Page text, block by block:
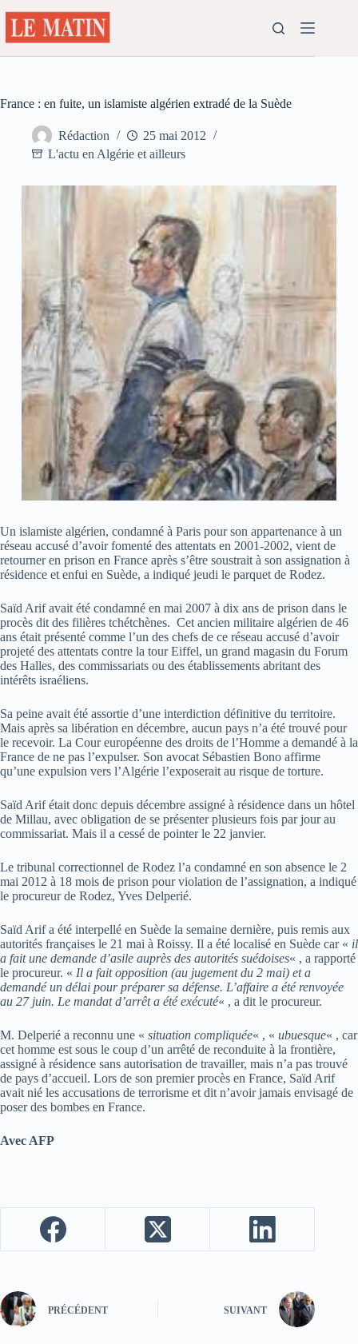
au
contenu
France : en fuite, un islamiste algérien extradé de la Suède
Rédaction
25 mai 2012
L'actu en Algérie et ailleurs
Un islamiste algérien, condamné à Paris pour son appartenance à un
réseau accusé d’avoir fomenté des attentats en 2001-2002, vient de
retourner en prison en France après s’être soustrait à son assignation à
résidence et enfui en Suède, a indiqué jeudi le parquet de Rodez.
Saïd Arif avait été condamné en mai 2007 à dix ans de prison dans le
procès dit des filières tchétchènes. Cet ancien militaire algérien de 46
ans était présenté comme l’un des chefs de ce réseau accusé d’avoir
projeté des attentats contre la tour Eiffel, un grand magasin du Forum
des Halles, des commissariats ou des établissements abritant des
intérêts israéliens.
Sa peine avait été assortie d’une interdiction définitive du territoire.
Mais après sa libération en décembre, aucun pays n’a été trouvé pour
le recevoir. La Cour européenne des droits de l’Homme a demandé à la
France de ne pas l’expulser. Son avocat Sébastien Bono affirme
qu’une expulsion vers l’Algérie l’exposerait au risque de torture.
Saïd Arif était donc depuis décembre assigné à résidence dans un hôtel
de Millau, avec obligation de se présenter plusieurs fois par jour au
commissariat. Mais il a cessé de pointer le 22 janvier.
Le tribunal correctionnel de Rodez l’a condamné en son absence le 2
mai 2012 à 18 mois de prison pour violation de l’assignation, a indiqué
le procureur de Rodez, Yves Delperié.
Saïd Arif a été interpellé en Suède la semaine dernière, puis remis aux
autorités françaises le 21 mai à Roissy. Il a été localisé en Suède car « il
a fait une demande d’asile auprès des autorités suédoises« , a rapporté
le procureur. « Il a fait opposition (au jugement du 2 mai) et a
demandé un délai pour préparer sa défense. L’affaire a été renvoyée
au 27 juin. Le mandat d’arrêt a été exécuté« , a dit le procureur.
M. Delperié a reconnu une « situation compliquée« , « ubuesque« , car
cet homme est sous le coup d’un arrêté de reconduite à la frontière,
assigné à résidence sans autorisation de travailler, mais n’a pas trouvé
de pays d’accueil. Lors de son premier procès en France, Saïd Arif
avait nié les accusations de terrorisme et dit n’avoir jamais envisagé de
poser des bombes en France.
Avec AFP
PRÉCÉDENT SUIVANT